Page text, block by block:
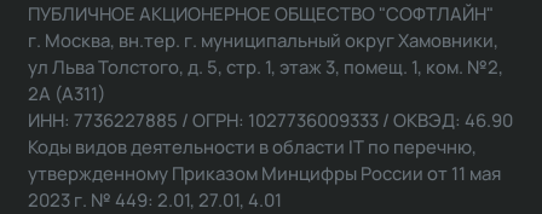
ПУБЛИЧНОЕ АКЦИОНЕРНОЕ ОБЩЕСТВО "СОФТЛАЙН"
г. Москва, вн.тер. г. муниципальный округ Хамовники,
ул Льва Толстого, д. 5, стр. 1, этаж 3, помещ. 1, ком. №2,
2А (А311)
ИНН: 7736227885 / ОГРН: 1027736009333 / ОКВЭД: 46.90
Коды видов деятельности в области IT по перечню,
утвержденному Приказом Минцифры России от 11 мая
2023 г. № 449: 2.01, 27.01, 4.01